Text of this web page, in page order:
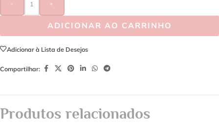
- +
ADICIONAR AO CARRINHO
Adicionar à Lista de Desejos
Compartilhar:
Produtos relacionados